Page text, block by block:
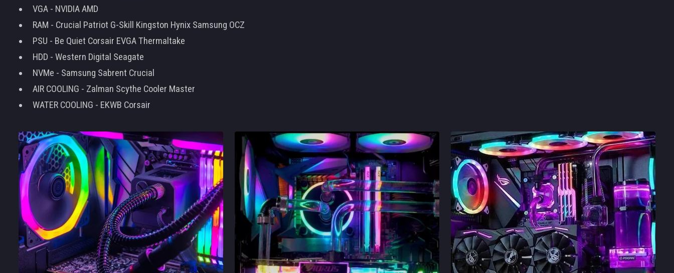
VGA - NVIDIA AMD
RAM - Crucial Patriot G-Skill Kingston Hynix Samsung OCZ
PSU - Be Quiet Corsair EVGA Thermaltake
HDD - Western Digital Seagate
NVMe - Samsung Sabrent Crucial
AIR COOLING - Zalman Scythe Cooler Master
WATER COOLING - EKWB Corsair